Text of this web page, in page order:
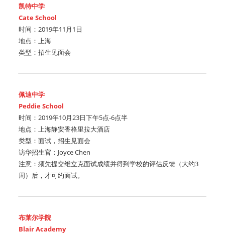
凯特中学
Cate School
时间：2019年11月1日
地点：上海
类型：招生见面会
佩迪中学
Peddie School
时间：2019年10月23日下午5点-6点半
地点：上海静安香格里拉大酒店
类型：面试，招生见面会
访华招生官：Joyce Chen
注意：须先提交维立克面试成绩并得到学校的评估反馈（大约3
周）后，才可约面试。
布莱尔学院
Blair Academy